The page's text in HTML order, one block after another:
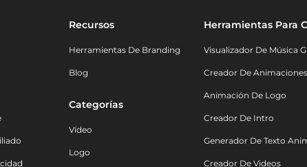
Recursos
Herramientas De Branding
Blog
Categorías
Vídeo
Logo
Herramientas Para
Visualizador De Música
Creador De Animaciones
Animación De Logo
Creador De Intro
Generador De Texto
Creador De Videos